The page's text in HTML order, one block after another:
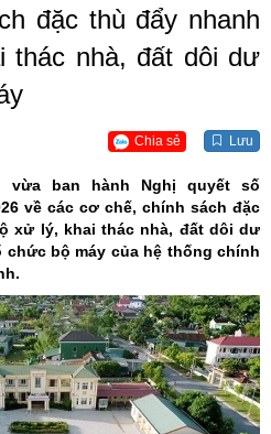
đặc thù đẩy nhanh
thác nhà, đất dôi dư
Chia sẻ Lưu
vừa ban hành Nghị quyết số
về các cơ chế, chính sách đặc
xử lý, khai thác nhà, đất dôi dư
bộ máy của hệ thống chính